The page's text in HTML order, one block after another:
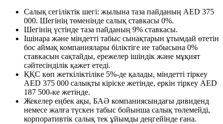
Салық сегіліктік шегі: жылына таза пайданың AED 375
000. Шегінің төменінде салық ставкасы 0%.
Шегінің үстінде таза пайданың 9% ставкасы.
Ішінара және міндетті табыс сынақтарын ұтымдай өтетін
бос аймақ компаниялары біліктіге ие табысына 0%
ставкасын сақтайды, ережелер ішіндік және мұқият
сәйтесінділік қажет етеді.
ҚҚС көп жеткіліктіліке 5%-де қалады, міндетті тіркеу
AED 375 000 салықты кіріске жетінде, еркін тіркеу AED
187 500-ке жетінде.
Жекелер еңбек ақы, БАӘ компаниясындағы дивиденд
немесе жалға түскен табыс бойынша салық төлемейді,
корпоративтік салық тек ұйымды деңгейінде ғана.